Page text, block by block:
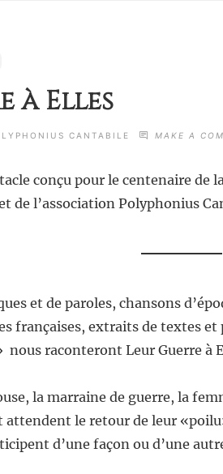
à Elles
CANTABILE MAKE A
conçu pour le centenaire de
de l’association Polyphonius
et de paroles, chansons
françaises, extraits de textes
nous raconteront Leur Guerre à
la marraine de guerre, la
le retour de leur
d’une façon ou d’une